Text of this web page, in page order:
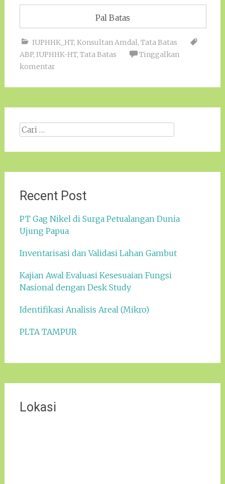
Pal Batas
IUPHHK_HT, Konsultan Amdal, Tata Batas
ABP, IUPHHK-HT, Tata Batas
Tinggalkan
komentar
Cari
apa:
Recent Post
PT Gag Nikel di Surga Petualangan Dunia
Ujung Papua
Inventarisasi dan Validasi Lahan Gambut
Kajian Awal Evaluasi Kesesuaian Fungsi
Nasional dengan Desk Study
Identifikasi Analisis Areal (Mikro)
PLTA TAMPUR
Lokasi